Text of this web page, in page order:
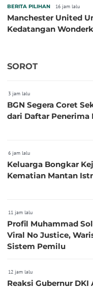
BERITA PILIHAN 16 jam lalu
Manchester United
Kedatangan
SOROT
3 jam lalu
BGN Segera Coret
dari Daftar Penerima
6 jam lalu
Keluarga Bongkar
Kematian Mantan
11 jam lalu
Profil Muhammad
Viral No Justice,
Sistem Pemilu
12 jam lalu
Reaksi Gubernur DKI Ada 995 Senjata